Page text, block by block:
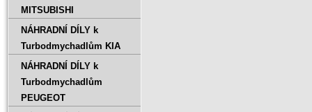
MITSUBISHI
NÁHRADNÍ DÍLY k
Turbodmychadlům KIA
NÁHRADNÍ DÍLY k
Turbodmychadlům
PEUGEOT